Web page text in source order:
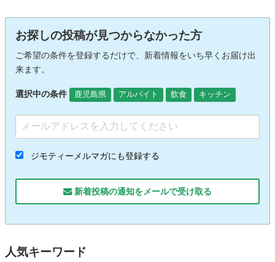
お探しの投稿が見つからなかった方
ご希望の条件を登録するだけで、新着情報をいち早くお届け出
来ます。
選択中の条件 鹿児島県 アルバイト 飲食 キッチン
ジモティーメルマガにも登録する
新着投稿の通知をメールで受け取る
人気キーワード